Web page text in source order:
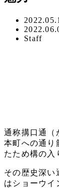
投
稿
日
更
新
著
Staff
通称搆口通（
本町への通り
たため構の入
その歴史深い
はショーウイ